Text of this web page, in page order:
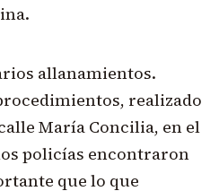
allanamientos.
realizado
María Concilia, en el
policías encontraron
que lo que